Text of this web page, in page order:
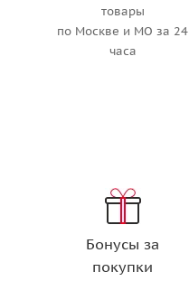
товары
по Москве и МО за 24
часа
Бонусы за
покупки